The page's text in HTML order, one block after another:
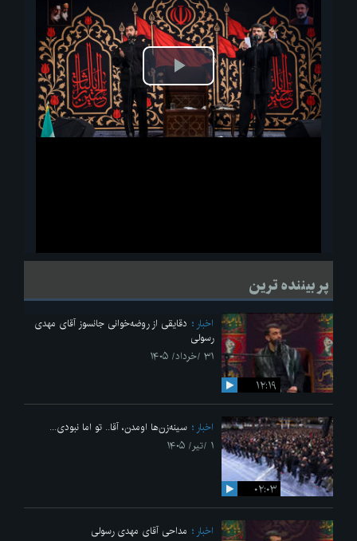
پخش
ویدیو
لحظاتی از قرائت زیارت اربعین امام حسین(ع) در مراسم عزاداری هیئات
پر بیننده ترین
۱۲:۱۹
اخبار
دقایقی از روضه‌خوانی جانسوز آقای مهدی
رسولی
۳۱ /خرداد/ ۱۴۰۵
۰۲:۰۳
اخبار
سینه‌زن‌ها اومدن،‌ آقا.. تو اما نبودی...
۱ /تیر/ ۱۴۰۵
اخبار
مداحی آقای مهدی رسولی